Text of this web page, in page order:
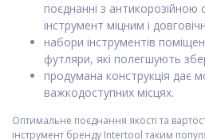
поєднанні з
інструмент міцним і
набори інструментів
футляри, які полегшують
продумана конструкція дає
важкодоступних місцях.
Оптимальне поєднання якості та
інструмент бренду Intertool таким